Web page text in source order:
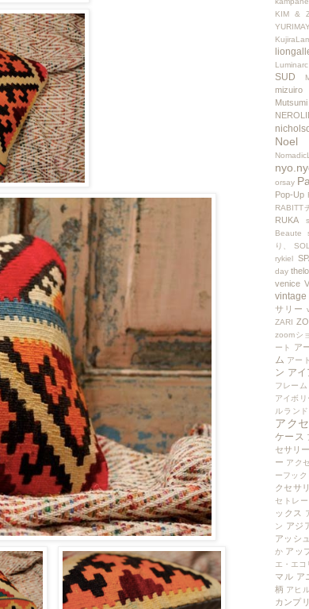
KIM &
Luminarc
SUD
mizuiro
Mutsumi
Noel
orsay
Pop-Up
RABITT
RUKA s
Beaute
り、
SOL
rykiel
day
venice
vintage
サリー
ZARI
zoomシ
ート
ア
ム アー
ン ア
フレーム
アイボリ
ルランド
アク
ケース
セサリ
ー アク
ーフック
クセサ
セトレー
ックス
ン アジ
アッシ
か アッ
エ・エコ
マル ア
柄 アヒ
カンプ